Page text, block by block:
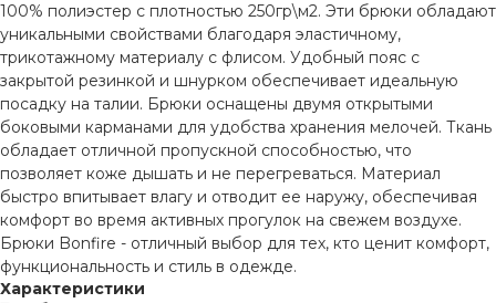
100% полиэстер с плотностью 250гр\м2. Эти брюки обладают
уникальными свойствами благодаря эластичному,
трикотажному материалу с флисом. Удобный пояс с
закрытой резинкой и шнурком обеспечивает идеальную
посадку на талии. Брюки оснащены двумя открытыми
боковыми карманами для удобства хранения мелочей. Ткань
обладает отличной пропускной способностью, что
позволяет коже дышать и не перегреваться. Материал
быстро впитывает влагу и отводит ее наружу, обеспечивая
комфорт во время активных прогулок на свежем воздухе.
Брюки Bonfire - отличный выбор для тех, кто ценит комфорт,
функциональность и стиль в одежде.
Характеристики